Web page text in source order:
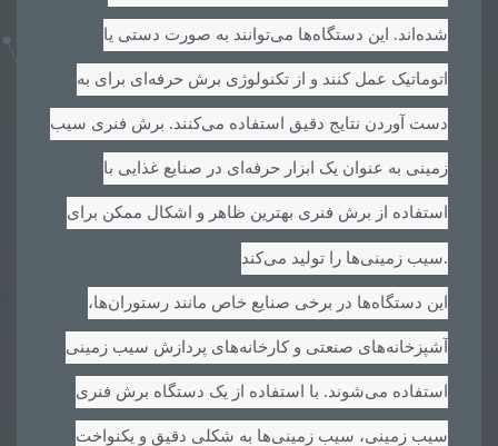
شده‌اند. این دستگاه‌ها می‌توانند به صورت دستی یا
اتوماتیک عمل کنند و از تکنولوژی برش حرفه‌ای برای به
دست آوردن نتایج دقیق استفاده می‌کنند. برش فنری سیب
زمینی به عنوان یک ابزار حرفه‌ای در صنایع غذایی با
استفاده از برش فنری بهترین ظاهر و اشکال ممکن برای
سیب زمینی‌ها را تولید می‌کند.
این دستگاه‌ها در برخی صنایع خاص مانند رستوران‌ها،
آشپزخانه‌های صنعتی و کارخانه‌های پردازش سیب زمینی
استفاده می‌شوند. با استفاده از یک دستگاه برش فنری
سیب زمینی، سیب زمینی‌ها به شکلی دقیق و یکنواخت